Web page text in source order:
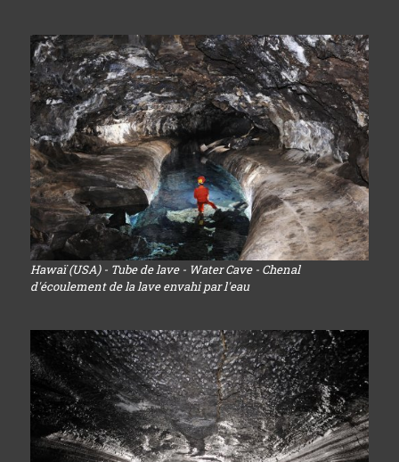
Hawaï (USA) - Tube de lave - Water Cave - Chenal
d'écoulement de la lave envahi par l'eau